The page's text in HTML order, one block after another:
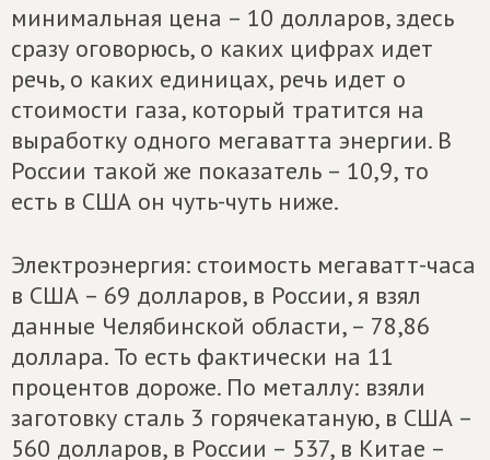
минимальная цена – 10 долларов, здесь
сразу оговорюсь, о каких цифрах идет
речь, о каких единицах, речь идет о
стоимости газа, который тратится на
выработку одного мегаватта энергии. В
России такой же показатель – 10,9, то
есть в США он чуть-чуть ниже.
Электроэнергия: стоимость мегаватт-часа
в США – 69 долларов, в России, я взял
данные Челябинской области, – 78,86
доллара. То есть фактически на 11
процентов дороже. По металлу: взяли
заготовку сталь 3 горячекатаную, в США –
560 долларов, в России – 537, в Китае –